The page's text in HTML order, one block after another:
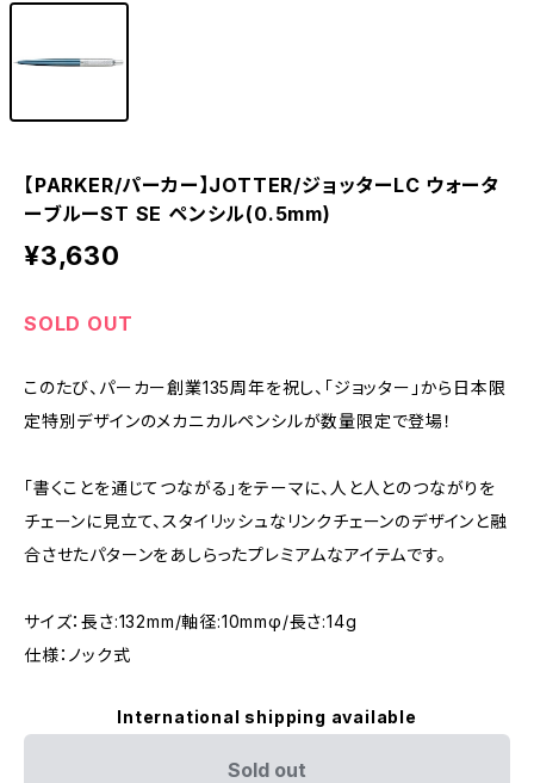
【PARKER/パーカー】JOTTER/ジョッターLC ウォータ
ーブルーST SE ペンシル(0.5mm)
¥3,630
SOLD OUT
このたび、パーカー創業135周年を祝し、「ジョッター」から日本限
定特別デザインのメカニカルペンシルが数量限定で登場！
「書くことを通じてつながる」をテーマに、人と人とのつながりを
チェーンに見立て、スタイリッシュなリンクチェーンのデザインと融
合させたパターンをあしらったプレミアムなアイテムです。
サイズ：長さ:132mm/軸径:10mmφ/長さ:14g
仕様：ノック式
International shipping available
Sold out